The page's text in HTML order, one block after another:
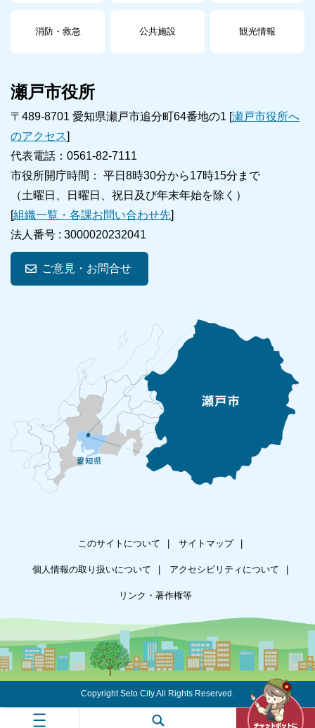
消防・救急 公共施設 観光情報
瀬戸市役所
〒489-8701 愛知県瀬戸市追分町64番地の1 [瀬戸市役所へ
のアクセス]
代表電話：0561-82-7111
市役所開庁時間： 平日8時30分から17時15分まで
（土曜日、日曜日、祝日及び年末年始を除く）
[組織一覧・各課お問い合わせ先]
法人番号 : 3000020232041
ご意見・お問合せ
このサイトについて サイトマップ
個人情報の取り扱いについて アクセシビリティについて
リンク・著作権等
Copyright Seto City.All Rights Reserved.